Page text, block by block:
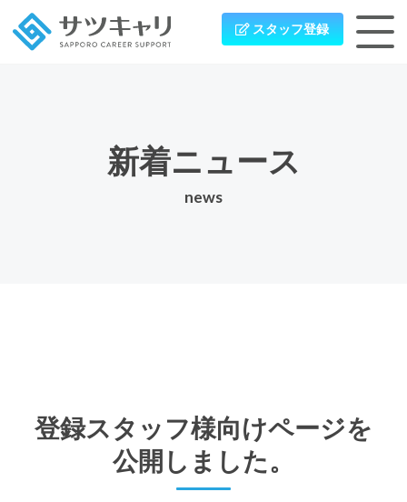
スタッフ登録
新着ニュース
news
登録スタッフ様向けページを
公開しました。